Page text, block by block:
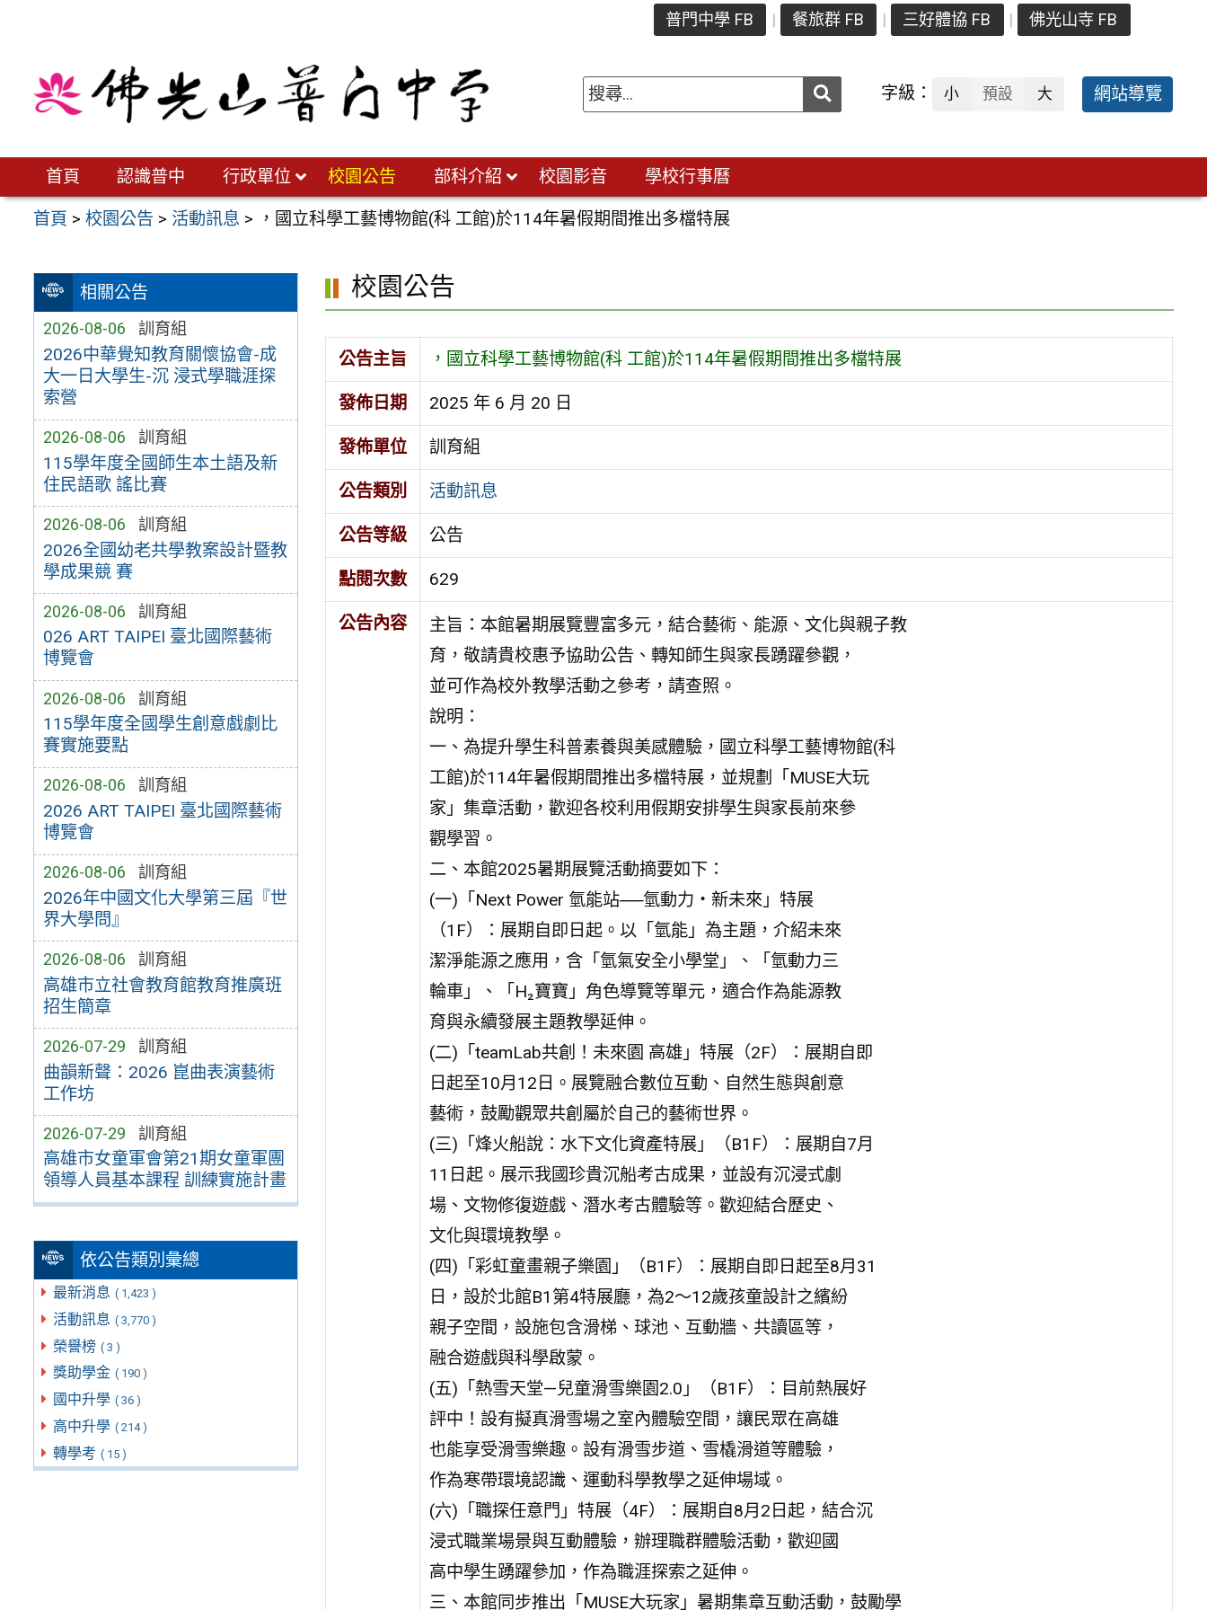
普門中學 FB 餐旅群 FB 三好體協 FB 佛光山寺 FB
送出 字級： 小 預設 大 網站導覽
首頁 認識普中 行政單位 校園公告 部科介紹 校園影音 學校行事曆
首頁 >校園公告 > 活動訊息 > ，國立科學工藝博物館(科 工館)於114年暑假期間推出多檔特展
相關公告
2026-08-06 訓育組
2026中華覺知教育關懷協會-成
大一日大學生-沉 浸式學職涯探
索營
2026-08-06 訓育組
115學年度全國師生本土語及新
住民語歌 謠比賽
2026-08-06 訓育組
2026全國幼老共學教案設計暨教
學成果競 賽
2026-08-06 訓育組
026 ART TAIPEI 臺北國際藝術
博覽會
2026-08-06 訓育組
115學年度全國學生創意戲劇比
賽實施要點
2026-08-06 訓育組
2026 ART TAIPEI 臺北國際藝術
博覽會
2026-08-06 訓育組
2026年中國文化大學第三屆『世
界大學問』
2026-08-06 訓育組
高雄市立社會教育館教育推廣班
招生簡章
2026-07-29 訓育組
曲韻新聲：2026 崑曲表演藝術
工作坊
2026-07-29 訓育組
高雄市女童軍會第21期女童軍團
領導人員基本課程 訓練實施計畫
依公告類別彙總
最新消息 ( 1,423 )
活動訊息 ( 3,770 )
榮譽榜 ( 3 )
獎助學金 ( 190 )
國中升學 ( 36 )
高中升學 ( 214 )
轉學考 ( 15 )
校園公告
公告主旨 ，國立科學工藝博物館(科 工館)於114年暑假期間推出多檔特展
發佈日期 2025 年 6 月 20 日
發佈單位 訓育組
公告類別 活動訊息
公告等級 公告
點閱次數 629
公告內容
主旨：本館暑期展覽豐富多元，結合藝術、能源、文化與親子教
育，敬請貴校惠予協助公告、轉知師生與家長踴躍參觀，
並可作為校外教學活動之參考，請查照。
說明：
一、為提升學生科普素養與美感體驗，國立科學工藝博物館(科
工館)於114年暑假期間推出多檔特展，並規劃「MUSE大玩
家」集章活動，歡迎各校利用假期安排學生與家長前來參
觀學習。
二、本館2025暑期展覽活動摘要如下：
(一)「Next Power 氫能站──氫動力・新未來」特展
（1F）：展期自即日起。以「氫能」為主題，介紹未來
潔淨能源之應用，含「氫氣安全小學堂」、「氫動力三
輪車」、「H₂寶寶」角色導覽等單元，適合作為能源教
育與永續發展主題教學延伸。
(二)「teamLab共創！未來園 高雄」特展（2F）：展期自即
日起至10月12日。展覽融合數位互動、自然生態與創意
藝術，鼓勵觀眾共創屬於自己的藝術世界。
(三)「烽火船說：水下文化資產特展」（B1F）：展期自7月
11日起。展示我國珍貴沉船考古成果，並設有沉浸式劇
場、文物修復遊戲、潛水考古體驗等。歡迎結合歷史、
文化與環境教學。
(四)「彩虹童畫親子樂園」（B1F）：展期自即日起至8月31
日，設於北館B1第4特展廳，為2～12歲孩童設計之繽紛
親子空間，設施包含滑梯、球池、互動牆、共讀區等，
融合遊戲與科學啟蒙。
(五)「熱雪天堂—兒童滑雪樂園2.0」（B1F）：目前熱展好
評中！設有擬真滑雪場之室內體驗空間，讓民眾在高雄
也能享受滑雪樂趣。設有滑雪步道、雪橇滑道等體驗，
作為寒帶環境認識、運動科學教學之延伸場域。
(六)「職探任意門」特展（4F）：展期自8月2日起，結合沉
浸式職業場景與互動體驗，辦理職群體驗活動，歡迎國
高中學生踴躍參加，作為職涯探索之延伸。
三、本館同步推出「MUSE大玩家」暑期集章互動活動，鼓勵學